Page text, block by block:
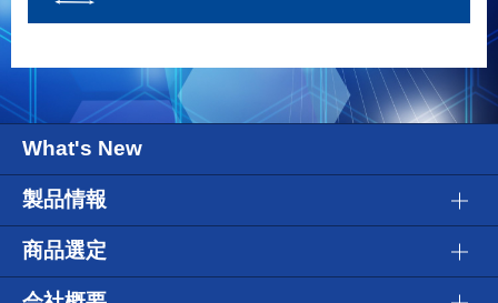
What's New
製品情報
商品選定